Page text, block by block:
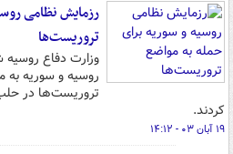
رزمایش نظامی
تروریست‌ها
وزارت دفاع روسیه
روسیه و سوریه به
تروریست‌ها در
کردند.
۱۹ آبان ۰۳ - ۱۴:۱۲